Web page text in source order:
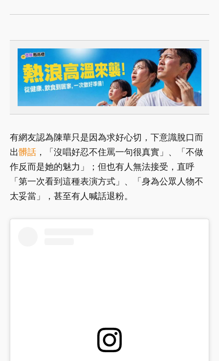
有網友認為陳華只是因為求好心切，下意識脫口而
出髒話 ，「沒唱好忍不住罵一句很真實」、「不做
作反而是她的魅力」；但也有人無法接受，直呼
「第一次看到這種表演方式」、「身為公眾人物不
太妥當」，甚至有人喊話退粉。